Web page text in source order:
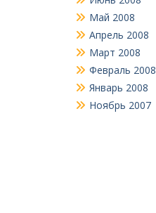
Май 2008
Апрель 2008
Март 2008
Февраль 2008
Январь 2008
Ноябрь 2007